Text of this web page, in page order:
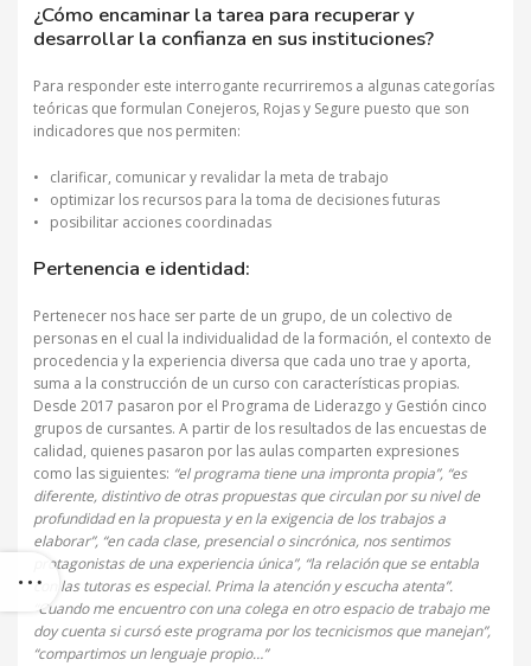
¿Cómo encaminar la tarea para recuperar y
desarrollar la confianza en sus instituciones?
Para responder este interrogante recurriremos a algunas categorías
teóricas que formulan Conejeros, Rojas y Segure puesto que son
indicadores que nos permiten:
• clarificar, comunicar y revalidar la meta de trabajo
• optimizar los recursos para la toma de decisiones futuras
• posibilitar acciones coordinadas
Pertenencia e identidad:
Pertenecer nos hace ser parte de un grupo, de un colectivo de
personas en el cual la individualidad de la formación, el contexto de
procedencia y la experiencia diversa que cada uno trae y aporta,
suma a la construcción de un curso con características propias.
Desde 2017 pasaron por el Programa de Liderazgo y Gestión cinco
grupos de cursantes. A partir de los resultados de las encuestas de
calidad, quienes pasaron por las aulas comparten expresiones
como las siguientes: “el programa tiene una impronta propia”, “es
diferente, distintivo de otras propuestas que circulan por su nivel de
profundidad en la propuesta y en la exigencia de los trabajos a
elaborar”, “en cada clase, presencial o sincrónica, nos sentimos
protagonistas de una experiencia única”, “la relación que se entabla
con las tutoras es especial. Prima la atención y escucha atenta”.
“Cuando me encuentro con una colega en otro espacio de trabajo me
doy cuenta si cursó este programa por los tecnicismos que manejan”,
“compartimos un lenguaje propio…”